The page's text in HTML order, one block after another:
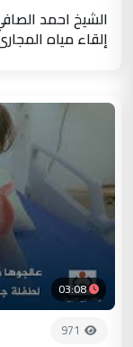
الشيخ احمد
إلقاء مياه
03:08
971